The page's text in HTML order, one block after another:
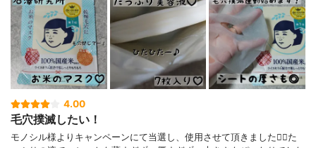
4.00
毛穴撲滅したい！
モノシル様よりキャンペーンにて当選し、使用させて頂きました🙇‍♀️た